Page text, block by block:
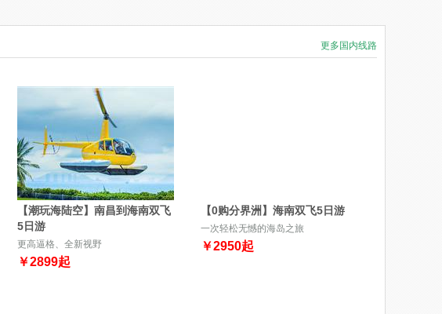
更多国内线路
【潮玩海陆空】南昌到海南双飞
5日游
更高逼格、全新视野
￥2899起
【0购分界洲】海南双飞5日游
一次轻松无憾的海岛之旅
￥2950起